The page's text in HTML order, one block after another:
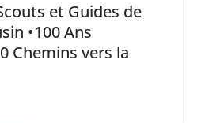
et Guides de
•100 Ans
Chemins vers la